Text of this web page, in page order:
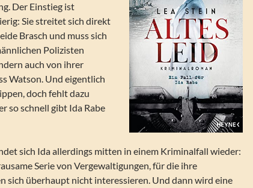
Der Einstieg ist
Sie streitet sich direkt
Brasch und muss sich
Polizisten
auch von ihrer
Watson. Und eigentlich
doch fehlt dazu
so schnell gibt Ida Rabe
sich Ida allerdings mitten in einem Kriminalfall wieder:
Serie von Vergewaltigungen, für die ihre
sich überhaupt nicht interessieren. Und dann wird eine